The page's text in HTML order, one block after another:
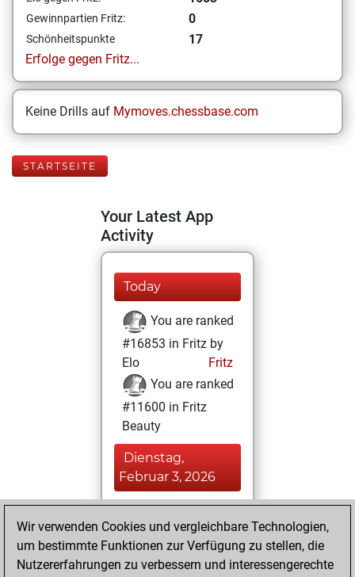
Gewinnpartien Fritz: 0
Schönheitspunkte
17
Erfolge gegen Fritz...
Keine Drills auf Mymoves.chessbase.com
STARTSEITE
Your Latest App
Activity
Today
You are ranked
#16853 in Fritz by
Elo
Fritz
You are ranked
#11600 in Fritz
Beauty
Dienstag,
Februar 3, 2026
BeautyScore of 17
Fritz
Wir verwenden Cookies und vergleichbare Technologien,
um bestimmte Funktionen zur Verfügung zu stellen, die
Nutzererfahrungen zu verbessern und interessengerechte